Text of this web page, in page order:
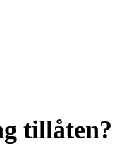
tillåten?